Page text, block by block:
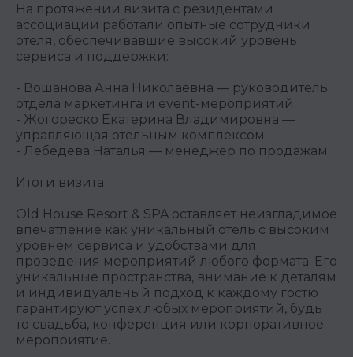
На протяжении визита с резидентами
ассоциации работали опытные сотрудники
отеля, обеспечивавшие высокий уровень
сервиса и поддержки:
- Вошанова Анна Николаевна — руководитель
отдела маркетинга и event-мероприятий.
- Жогореско Екатерина Владимировна —
управляющая отельным комплексом.
- Лебедева Наталья — менеджер по продажам.
Итоги визита
Old House Resort & SPA оставляет неизгладимое
впечатление как уникальный отель с высоким
уровнем сервиса и удобствами для
проведения мероприятий любого формата. Его
уникальные пространства, внимание к деталям
и индивидуальный подход к каждому гостю
гарантируют успех любых мероприятий, будь
то свадьба, конференция или корпоративное
мероприятие.